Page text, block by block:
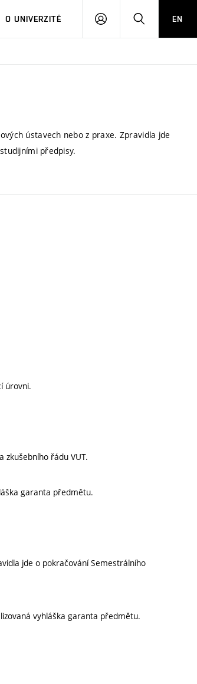
O UNIVERZITĚ
PŘIHLÁSIT HLEDATEN
ústavech nebo z praxe. Zpravidla jde
předpisy.
úrovni.
zkušebního řádu VUT.
garanta předmětu.
jde o pokračování Semestrálního
vyhláška garanta předmětu.